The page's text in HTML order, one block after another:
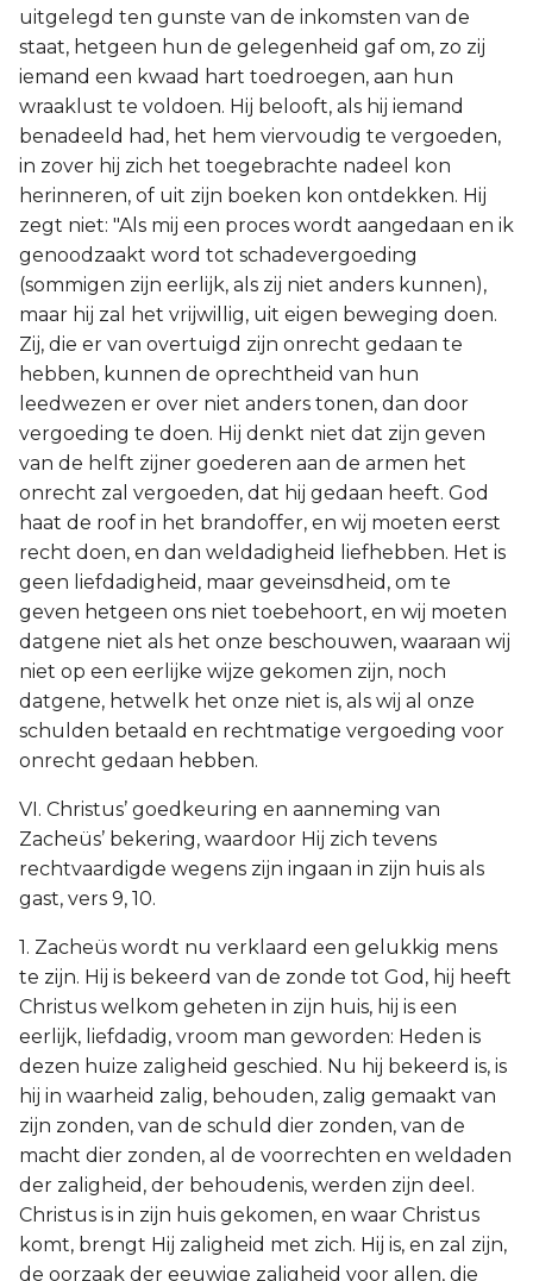
uitgelegd ten gunste van de inkomsten van de
staat, hetgeen hun de gelegenheid gaf om, zo zij
iemand een kwaad hart toedroegen, aan hun
wraaklust te voldoen. Hij belooft, als hij iemand
benadeeld had, het hem viervoudig te vergoeden,
in zover hij zich het toegebrachte nadeel kon
herinneren, of uit zijn boeken kon ontdekken. Hij
zegt niet: "Als mij een proces wordt aangedaan en ik
genoodzaakt word tot schadevergoeding
(sommigen zijn eerlijk, als zij niet anders kunnen),
maar hij zal het vrijwillig, uit eigen beweging doen.
Zij, die er van overtuigd zijn onrecht gedaan te
hebben, kunnen de oprechtheid van hun
leedwezen er over niet anders tonen, dan door
vergoeding te doen. Hij denkt niet dat zijn geven
van de helft zijner goederen aan de armen het
onrecht zal vergoeden, dat hij gedaan heeft. God
haat de roof in het brandoffer, en wij moeten eerst
recht doen, en dan weldadigheid liefhebben. Het is
geen liefdadigheid, maar geveinsdheid, om te
geven hetgeen ons niet toebehoort, en wij moeten
datgene niet als het onze beschouwen, waaraan wij
niet op een eerlijke wijze gekomen zijn, noch
datgene, hetwelk het onze niet is, als wij al onze
schulden betaald en rechtmatige vergoeding voor
onrecht gedaan hebben.
VI. Christus’ goedkeuring en aanneming van
Zacheüs’ bekering, waardoor Hij zich tevens
rechtvaardigde wegens zijn ingaan in zijn huis als
gast, vers 9, 10.
1. Zacheüs wordt nu verklaard een gelukkig mens
te zijn. Hij is bekeerd van de zonde tot God, hij heeft
Christus welkom geheten in zijn huis, hij is een
eerlijk, liefdadig, vroom man geworden: Heden is
dezen huize zaligheid geschied. Nu hij bekeerd is, is
hij in waarheid zalig, behouden, zalig gemaakt van
zijn zonden, van de schuld dier zonden, van de
macht dier zonden, al de voorrechten en weldaden
der zaligheid, der behoudenis, werden zijn deel.
Christus is in zijn huis gekomen, en waar Christus
komt, brengt Hij zaligheid met zich. Hij is, en zal zijn,
de oorzaak der eeuwige zaligheid voor allen, die